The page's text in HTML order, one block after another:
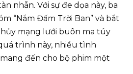
nhẫn. Với sự đe dọa này, ba
“Nắm Đấm Trời Ban” và bắt
mạng lưới buôn ma túy
trình này, nhiều tình
đến cho bộ phim một